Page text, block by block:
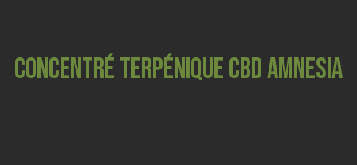
CONCENTRÉ TERPÉNIQUE CBD AMNESIA